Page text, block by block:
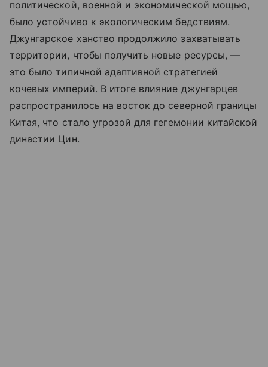
политической, военной и экономической мощью,
было устойчиво к экологическим бедствиям.
Джунгарское ханство продолжило захватывать
территории, чтобы получить новые ресурсы, —
это было типичной адаптивной стратегией
кочевых империй. В итоге влияние джунгарцев
распространилось на восток до северной границы
Китая, что стало угрозой для гегемонии китайской
династии Цин.